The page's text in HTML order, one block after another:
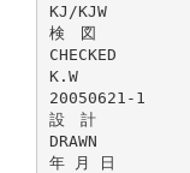
KJ/KJW
検 図
CHECKED
K.W
20050621-1
設 計
DRAWN
年 月 日